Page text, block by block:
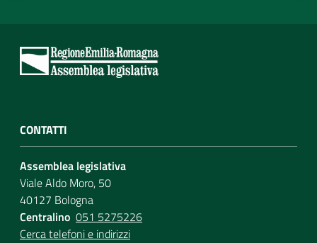
CONTATTI
Assemblea legislativa
Viale Aldo Moro, 50
40127 Bologna
Centralino 051 5275226
Cerca telefoni e indirizzi